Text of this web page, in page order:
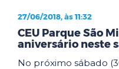
27/06/2018, às 11:32
CEU Parque São
aniversário neste
No próximo sábado